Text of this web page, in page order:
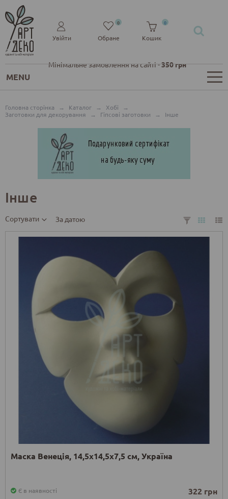
Мінімальне замовлення на сайті -350 грн
Увійти Обране
0
Кошик
0
MENU
Головна сторінка → Каталог → Хобі
→
Заготовки для декорування
→ Гіпсові заготовки → Інше
Інше
Сортувати За датою
Маска Венеція, 14,5х14,5х7,5 см, Україна
Є в наявності 322 грн